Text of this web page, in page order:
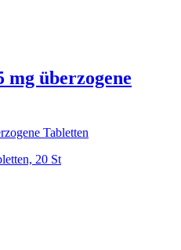
überzogene
20 St